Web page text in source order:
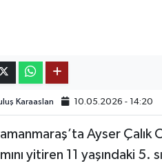
Karaaslan 10.05.2026 - 14:20
Ayser Çalık
yitiren 11 yaşındaki 5.